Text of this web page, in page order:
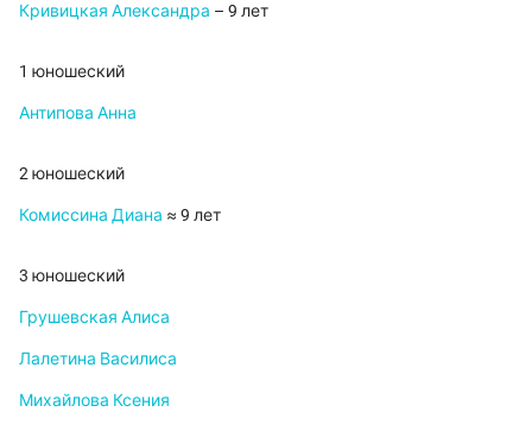
Кривицкая Александра – 9 лет
1 юношеский
Антипова Анна
2 юношеский
Комиссина Диана ≈ 9 лет
3 юношеский
Грушевская Алиса
Лалетина Василиса
Михайлова Ксения